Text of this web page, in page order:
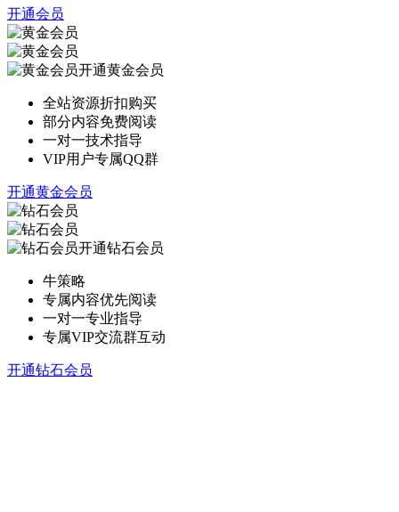
开通会员
开通黄金会员
全站资源折扣购买
部分内容免费阅读
一对一技术指导
VIP用户专属QQ群
开通黄金会员
开通钻石会员
牛策略
专属内容优先阅读
一对一专业指导
专属VIP交流群互动
开通钻石会员